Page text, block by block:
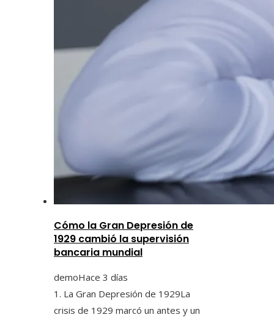
Cómo la Gran Depresión de
1929 cambió la supervisión
bancaria mundial
demoHace 3 días
1. La Gran Depresión de 1929La
crisis de 1929 marcó un antes y un